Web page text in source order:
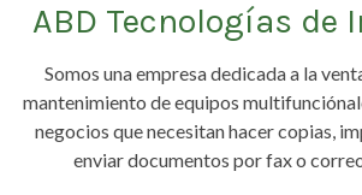
ABD Tecnologías de
Somos una empresa dedicada a la
mantenimiento de equipos
negocios que necesitan hacer copias,
enviar documentos por fax o